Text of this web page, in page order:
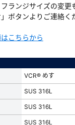
ランジサイズの変更
ボタンよりご連絡く
こちらから
VCR® めす
SUS 316L
SUS 316L
SUS 316L